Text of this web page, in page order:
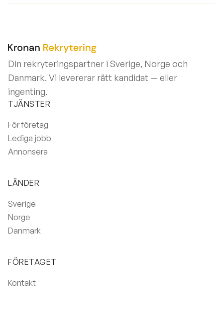
Din rekryteringspartner i Sverige, Norge och
Danmark. Vi levererar rätt kandidat — eller
ingenting.
TJÄNSTER
För företag
Lediga jobb
Annonsera
LÄNDER
Sverige
Norge
Danmark
FÖRETAGET
Kontakt